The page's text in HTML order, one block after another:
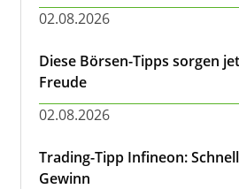
02.08.2026
Diese Börsen-Tipps sorgen
Freude
02.08.2026
Trading-Tipp Infineon:
Gewinn